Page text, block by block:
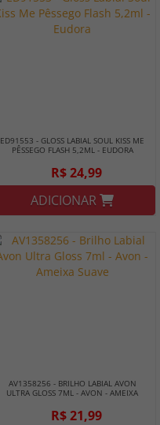
ED91553 - GLOSS LABIAL SOUL KISS ME
PÊSSEGO FLASH 5,2ML - EUDORA
R$ 24,99
ADICIONAR
AV1358256 - BRILHO LABIAL AVON
ULTRA GLOSS 7ML - AVON - AMEIXA
R$ 21,99